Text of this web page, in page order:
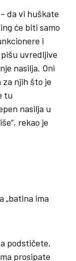
da vi huškate
će biti samo
i
uvredljive
nasilja. Oni
za njih što je
tu
nasilja u
rekao je
„batina ima
podstičete,
prosipate